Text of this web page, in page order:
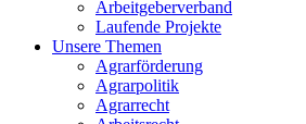
Arbeitgeberverband
Laufende Projekte
Unsere Themen
Agrarförderung
Agrarpolitik
Agrarrecht